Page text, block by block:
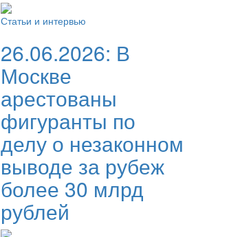
Статьи и интервью
26.06.2026: В
Москве
арестованы
фигуранты по
делу о незаконном
выводе за рубеж
более 30 млрд
рублей